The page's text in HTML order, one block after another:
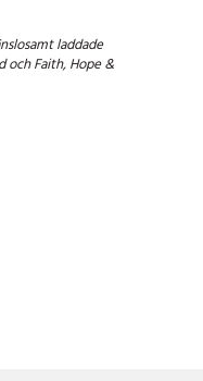
laddade
och Faith, Hope &